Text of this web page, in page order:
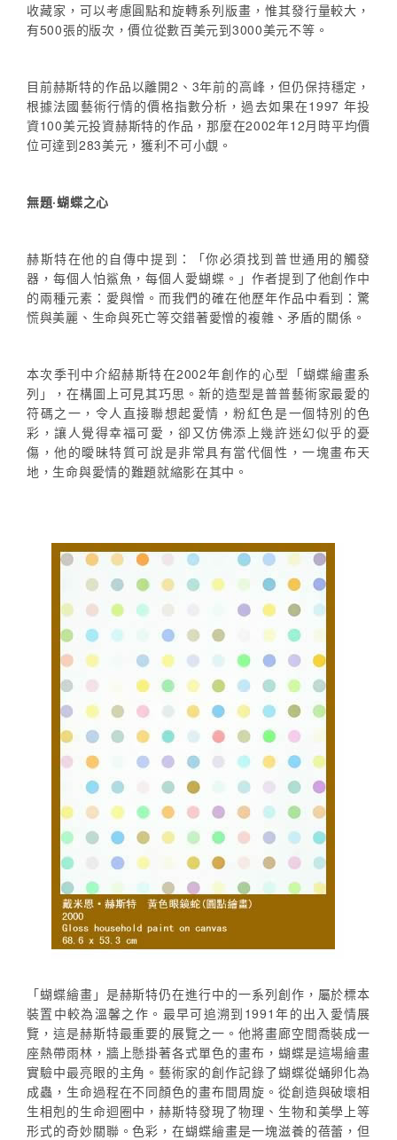
收藏家，可以考慮圓點和旋轉系列版畫，惟其發行量較大，
有500張的版次，價位從數百美元到3000美元不等。
目前赫斯特的作品以離開2、3年前的高峰，但仍保持穩定，
根據法國藝術行情的價格指數分析，過去如果在1997 年投
資100美元投資赫斯特的作品，那麼在2002年12月時平均價
位可達到283美元，獲利不可小覷。
無題·蝴蝶之心
赫斯特在他的自傳中提到：「你必須找到普世通用的觸發
器，每個人怕鯊魚，每個人愛蝴蝶。」作者提到了他創作中
的兩種元素：愛與憎。而我們的確在他歷年作品中看到：驚
慌與美麗、生命與死亡等交錯著愛憎的複雜、矛盾的關係。
本次季刊中介紹赫斯特在2002年創作的心型「蝴蝶繪畫系
列」，在構圖上可見其巧思。新的造型是普普藝術家最愛的
符碼之一，令人直接聯想起愛情，粉紅色是一個特別的色
彩，讓人覺得幸福可愛，卻又仿佛添上幾許迷幻似乎的憂
傷，他的曖昧特質可說是非常具有當代個性，一塊畫布天
地，生命與愛情的難題就縮影在其中。
「蝴蝶繪畫」是赫斯特仍在進行中的一系列創作，屬於標本
裝置中較為溫馨之作。最早可追溯到1991年的出入愛情展
覽，這是赫斯特最重要的展覽之一。他將畫廊空間喬裝成一
座熱帶雨林，牆上懸掛著各式單色的畫布，蝴蝶是這場繪畫
實驗中最亮眼的主角。藝術家的創作記錄了蝴蝶從蛹卵化為
成蟲，生命過程在不同顏色的畫布間周旋。從創造與破壞相
生相剋的生命迴圈中，赫斯特發現了物理、生物和美學上等
形式的奇妙關聯。色彩，在蝴蝶繪畫是一塊滋養的蓓蕾，但